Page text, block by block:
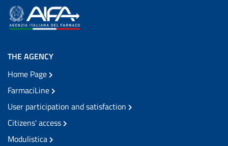
THE AGENCY
Home Page
FarmaciLine
User participation and satisfaction
Citizens' access
Modulistica